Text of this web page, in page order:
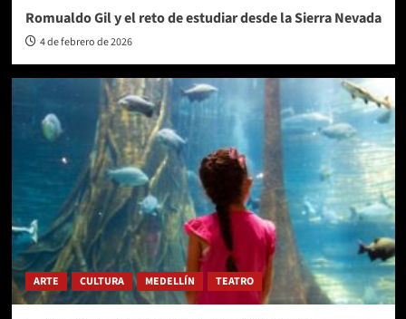
Romualdo Gil y el reto de estudiar desde la Sierra Nevada
4 de febrero de 2026
ARTE CULTURA MEDELLÍN TEATRO